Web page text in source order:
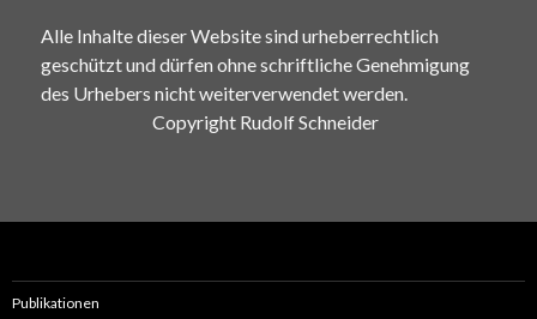
Alle Inhalte dieser Website sind urheberrechtlich
geschützt und dürfen ohne schriftliche Genehmigung
des Urhebers nicht weiterverwendet werden.
Copyright Rudolf Schneider
Publikationen